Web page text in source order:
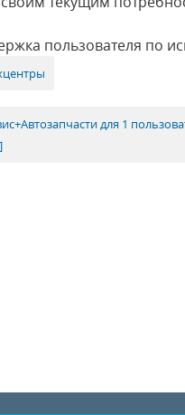
пользователя по
для 1